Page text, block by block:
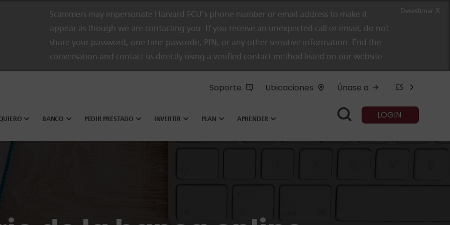
Scammers may impersonate Harvard FCU’s phone number or email address to make it
appear as though we are contacting you. If you receive an unexpected call or email, do not
share your password, one-time passcode, PIN, or any other sensitive information. End the
conversation and contact us directly using a verified contact method listed on our website.
Desestimar X
Soporte Ubicaciones Únase a ES
BANCO PEDIR PRESTADO INVERTIR PLAN APRENDER LOGIN